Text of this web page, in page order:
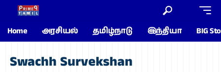
Home அரசியல் தமிழ்நாடு இந்தியா BIG
Swachh Survekshan